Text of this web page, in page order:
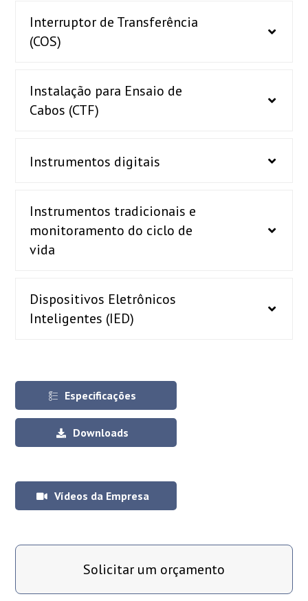
Interruptor de Transferência
(COS)
Instalação para Ensaio de
Cabos (CTF)
Instrumentos digitais
Instrumentos tradicionais e
monitoramento do ciclo de
vida
Dispositivos Eletrônicos
Inteligentes (IED)
Especificações
Downloads
Vídeos da Empresa
Solicitar um orçamento